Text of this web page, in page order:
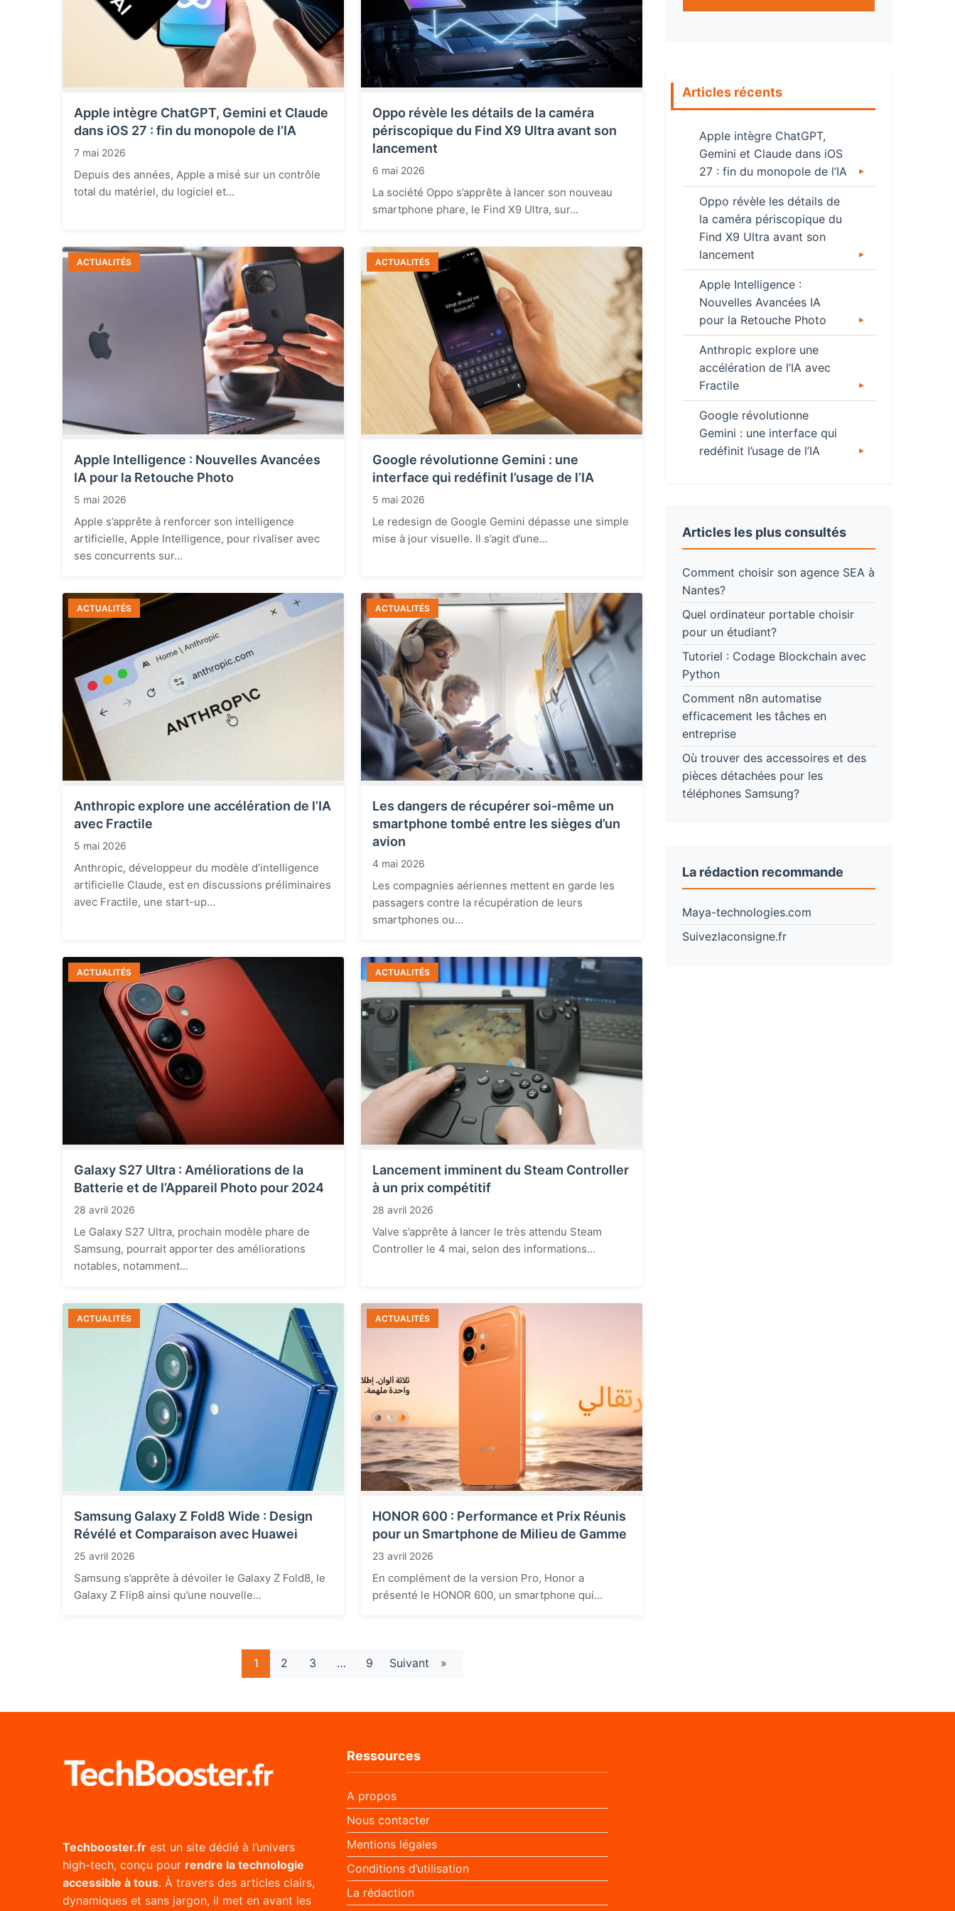
Apple intègre ChatGPT, Gemini et Claude
dans iOS 27 : fin du monopole de l’IA
7 mai 2026
Depuis des années, Apple a misé sur un contrôle
total du matériel, du logiciel et...
Oppo révèle les détails de la caméra
périscopique du Find X9 Ultra avant son
lancement
6 mai 2026
La société Oppo s’apprête à lancer son nouveau
smartphone phare, le Find X9 Ultra, sur...
ACTUALITÉS
Apple Intelligence : Nouvelles Avancées
IA pour la Retouche Photo
5 mai 2026
Apple s’apprête à renforcer son intelligence
artificielle, Apple Intelligence, pour rivaliser avec
ses concurrents sur...
ACTUALITÉS
Google révolutionne Gemini : une
interface qui redéfinit l’usage de l’IA
5 mai 2026
Le redesign de Google Gemini dépasse une simple
mise à jour visuelle. Il s’agit d’une...
ACTUALITÉS
Anthropic explore une accélération de l’IA
avec Fractile
5 mai 2026
Anthropic, développeur du modèle d’intelligence
artificielle Claude, est en discussions préliminaires
avec Fractile, une start-up...
ACTUALITÉS
Les dangers de récupérer soi-même un
smartphone tombé entre les sièges d’un
avion
4 mai 2026
Les compagnies aériennes mettent en garde les
passagers contre la récupération de leurs
smartphones ou...
ACTUALITÉS
Galaxy S27 Ultra : Améliorations de la
Batterie et de l’Appareil Photo pour 2024
28 avril 2026
Le Galaxy S27 Ultra, prochain modèle phare de
Samsung, pourrait apporter des améliorations
notables, notamment...
ACTUALITÉS
Lancement imminent du Steam Controller
à un prix compétitif
28 avril 2026
Valve s’apprête à lancer le très attendu Steam
Controller le 4 mai, selon des informations...
ACTUALITÉS
Samsung Galaxy Z Fold8 Wide : Design
Révélé et Comparaison avec Huawei
25 avril 2026
Samsung s’apprête à dévoiler le Galaxy Z Fold8, le
Galaxy Z Flip8 ainsi qu’une nouvelle...
ACTUALITÉS
HONOR 600 : Performance et Prix Réunis
pour un Smartphone de Milieu de Gamme
23 avril 2026
En complément de la version Pro, Honor a
présenté le HONOR 600, un smartphone qui...
1 2 3 … 9 Suivant »
Articles récents
Apple intègre ChatGPT,
Gemini et Claude dans iOS
27 : fin du monopole de l’IA
Oppo révèle les détails de
la caméra périscopique du
Find X9 Ultra avant son
lancement
Apple Intelligence :
Nouvelles Avancées IA
pour la Retouche Photo
Anthropic explore une
accélération de l’IA avec
Fractile
Google révolutionne
Gemini : une interface qui
redéfinit l’usage de l’IA
Articles les plus consultés
Comment choisir son agence SEA à
Nantes?
Quel ordinateur portable choisir
pour un étudiant?
Tutoriel : Codage Blockchain avec
Python
Comment n8n automatise
efficacement les tâches en
entreprise
Où trouver des accessoires et des
pièces détachées pour les
téléphones Samsung?
La rédaction recommande
Maya-technologies.com
Suivezlaconsigne.fr
Techbooster.fr est un site dédié à l’univers
high-tech, conçu pour rendre la technologie
accessible à tous. À travers des articles clairs,
dynamiques et sans jargon, il met en avant les
Ressources
A propos
Nous contacter
Mentions légales
Conditions d’utilisation
La rédaction